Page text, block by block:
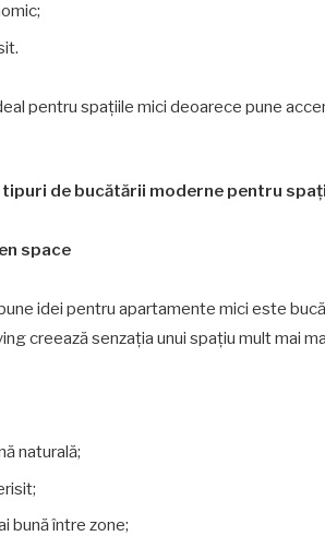
pentru spațiile mici deoarece pune
tipuri de bucătării moderne pentru
space
idei pentru apartamente mici este
creează senzația unui spațiu mult mai
naturală;
bună între zone;